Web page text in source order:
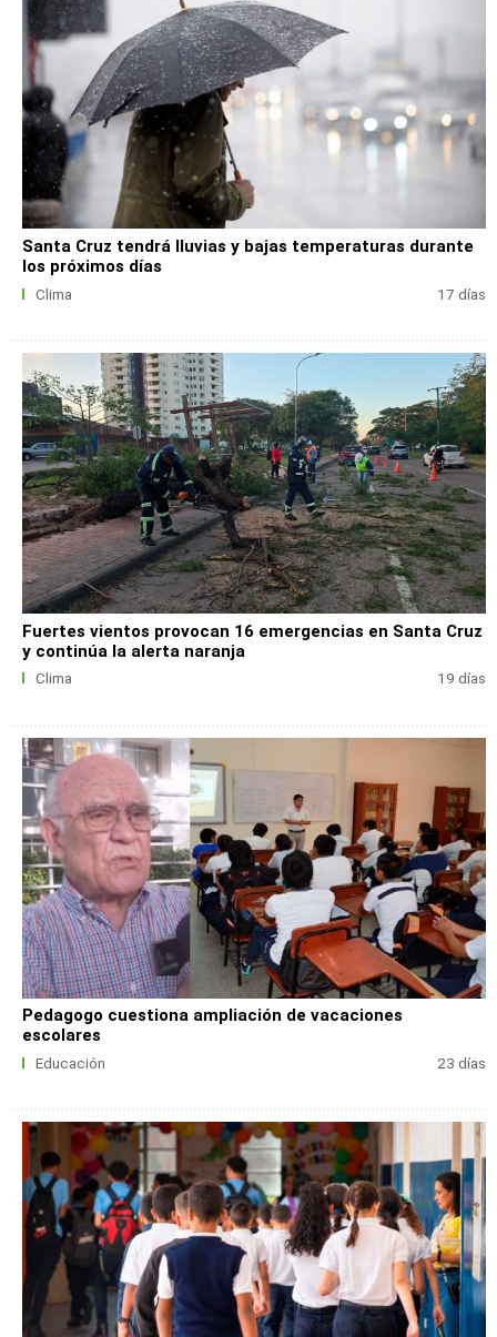
Santa Cruz tendrá lluvias y bajas temperaturas durante
los próximos días
Clima 17 días
Fuertes vientos provocan 16 emergencias en Santa Cruz
y continúa la alerta naranja
Clima 19 días
Pedagogo cuestiona ampliación de vacaciones
escolares
Educación 23 días